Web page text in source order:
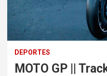
DEPORTES
MOTO GP ||